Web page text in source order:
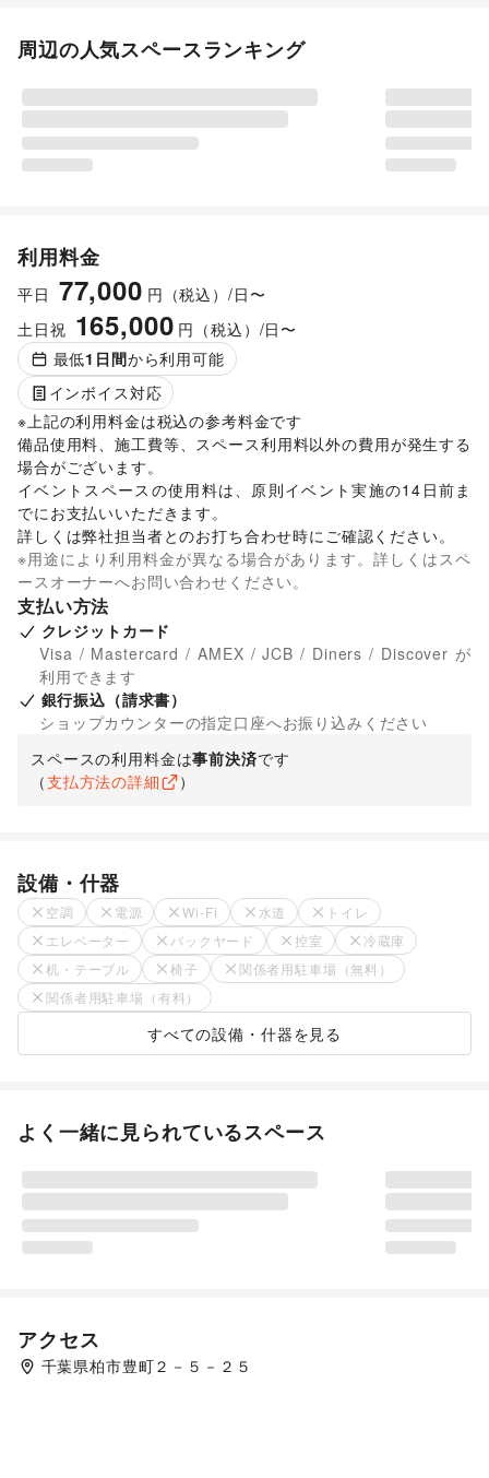
周辺の人気スペースランキング
利用料金
平日 77,000 円（税込）/日〜
土日祝 165,000 円（税込）/日〜
最低1 日間から利用可能
インボイス対応
※上記の利用料金は税込の参考料金です
備品使用料、施工費等、スペース利用料以外の費用が発生する
場合がございます。
イベントスペースの使用料は、原則イベント実施の14日前ま
でにお支払いいただきます。
詳しくは弊社担当者とのお打ち合わせ時にご確認ください。
※用途により利用料金が異なる場合があります。詳しくはスペ
ースオーナーへお問い合わせください。
支払い方法
クレジットカード
Visa / Mastercard / AMEX / JCB / Diners / Discover が
利用できます
銀行振込（請求書）
ショップカウンターの指定口座へお振り込みください
スペースの利用料金は事前決済です
（支払方法の詳細 ）
設備・什器
空調 電源 Wi-Fi 水道
トイレ
エレベーター
バックヤード 控室
冷蔵庫
机・テーブル
椅子
関係者用駐車場（無料）
関係者用駐車場（有料）
すべての設備・什器を見る
よく一緒に見られているスペース
アクセス
千葉県柏市豊町２－５－２５